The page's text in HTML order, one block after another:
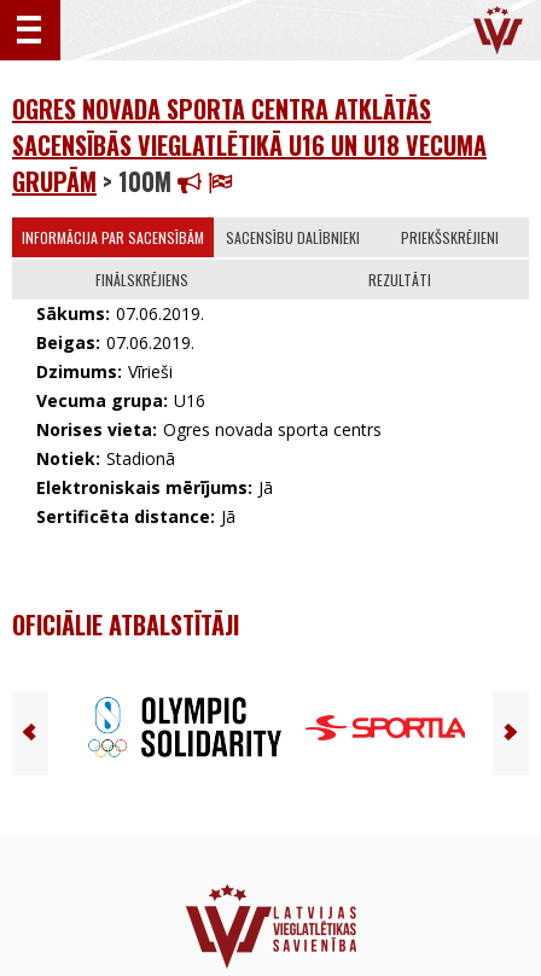
OGRES NOVADA SPORTA CENTRA ATKLĀTĀS
SACENSĪBĀS VIEGLATLĒTIKĀ U16 UN U18 VECUMA
GRUPĀM > 100M
INFORMĀCIJA PAR SACENSĪBĀM SACENSĪBU DALĪBNIEKI PRIEKŠSKRĒJIENI
FINĀLSKRĒJIENS REZULTĀTI
Sākums: 07.06.2019.
Beigas: 07.06.2019.
Dzimums: Vīrieši
Vecuma grupa: U16
Norises vieta: Ogres novada sporta centrs
Notiek: Stadionā
Elektroniskais mērījums: Jā
Sertificēta distance: Jā
OFICIĀLIE ATBALSTĪTĀJI